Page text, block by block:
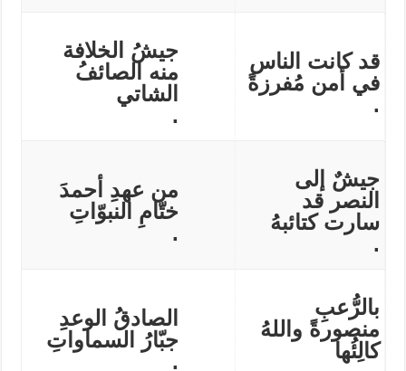
قد كانت الناس
في أمن مُفرزةً
.
جيشُ الخلافة
منه الصائفُ
الشاتي
.
جيشٌ إلى
النصر قد
سارت كتائبهُ
.
من عهدِ أحمدَ
ختّامِ النبوّاتِ
.
بالرُّعبِ
منصورةً واللهُ
كالِئُها
الصادقُ الوعدِ
جبّارُ السماواتِ
.